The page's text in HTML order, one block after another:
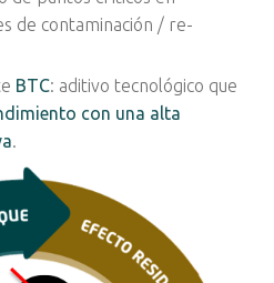
de contaminación / re-
BTC: aditivo tecnológico que
con una alta
.